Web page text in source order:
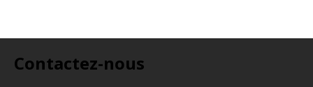
Contactez-nous